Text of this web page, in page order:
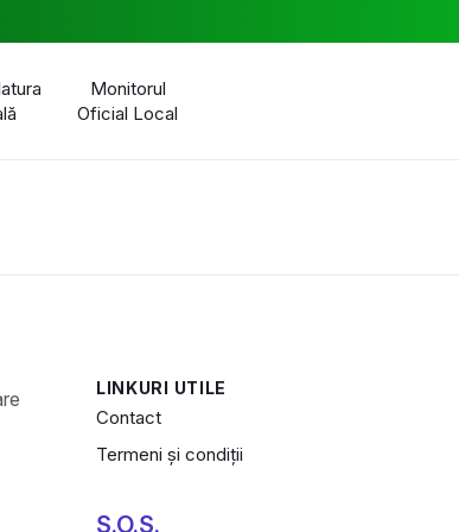
Monitorul
Oficial Local
LINKURI UTILE
Contact
Termeni și condiții
S.O.S.